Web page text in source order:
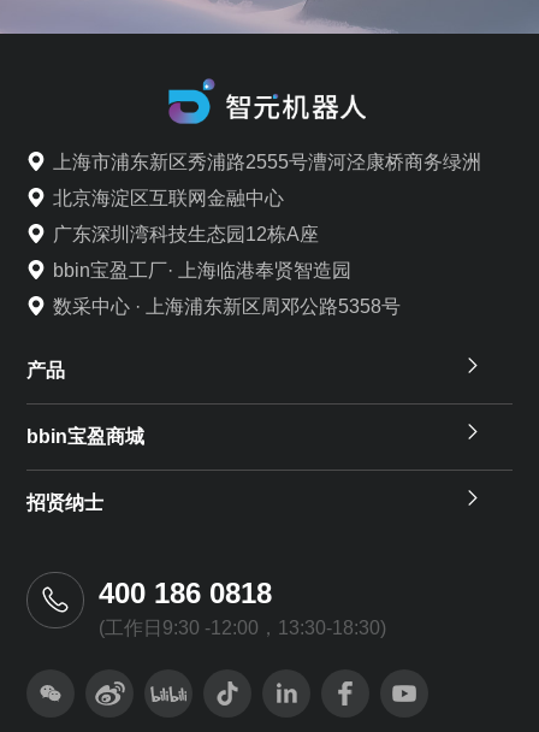
上海市浦东新区秀浦路2555号漕河泾康桥商务绿洲
北京海淀区互联网金融中心
广东深圳湾科技生态园12栋A座
bbin宝盈工厂· 上海临港奉贤智造园
数采中心 · 上海浦东新区周邓公路5358号
产品
bbin宝盈商城
招贤纳士
400 186 0818
(工作日9:30 -12:00，13:30-18:30)